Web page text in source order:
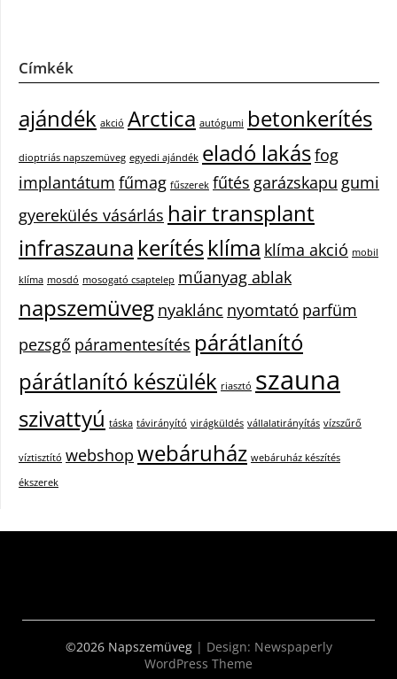
Címkék
ajándék akció Arctica autógumi betonkerítés
dioptriás napszemüveg egyedi ajándék eladó lakásfog
implantátum fűmag fűszerek fűtés garázskapu gumi
gyerekülés vásárlás hair transplant
infraszauna kerítésklíma klíma akció mobil
klíma mosdó mosogató csaptelep műanyag ablak
napszemüveg nyaklánc nyomtató parfüm
pezsgő páramentesítés párátlanító
párátlanító készülék riasztó szauna
szivattyú táska távirányító virágküldés vállalatirányítás vízszűrő
víztisztító webshop webáruház webáruház készítés
ékszerek
©2026 Napszemüveg | Design: Newspaperly
WordPress Theme